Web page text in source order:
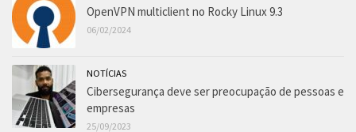
OpenVPN multiclient no Rocky Linux 9.3
06/02/2024
NOTÍCIAS
Cibersegurança deve ser preocupação de pessoas e
empresas
25/09/2023